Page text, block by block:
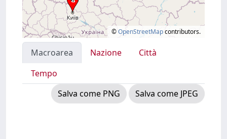
©OpenStreetMapcontributors.
Macroarea Nazione
Città
Tempo
Salva come PNG
Salva come JPEG